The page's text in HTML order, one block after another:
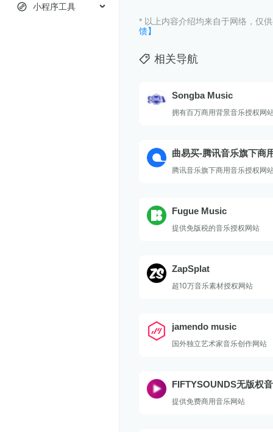
小程序工具
* 以上内容介绍均来自于网络，仅
馈】
相关导航
Songba Music
拥有百万商用背景音乐授权网
曲易买-腾讯音乐旗下商
权网站
腾讯音乐旗下商用音乐授权网
Fugue Music
提供免版税的音乐授权网站
ZapSplat
超10万音乐素材授权网站
jamendo music
国外独立艺术家音乐创作网站
FIFTYSOUNDS无版权
费商用 – 音乐资源库
提供免费商用音乐网站